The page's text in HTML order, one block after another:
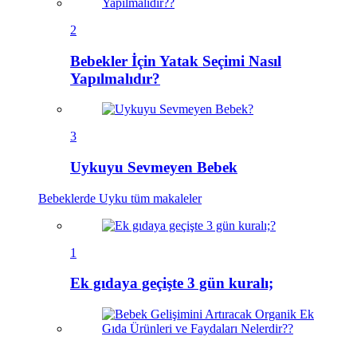
2
Bebekler İçin Yatak Seçimi Nasıl
Yapılmalıdır?
3
Uykuyu Sevmeyen Bebek
Bebeklerde Uyku tüm makaleler
1
Ek gıdaya geçişte 3 gün kuralı;